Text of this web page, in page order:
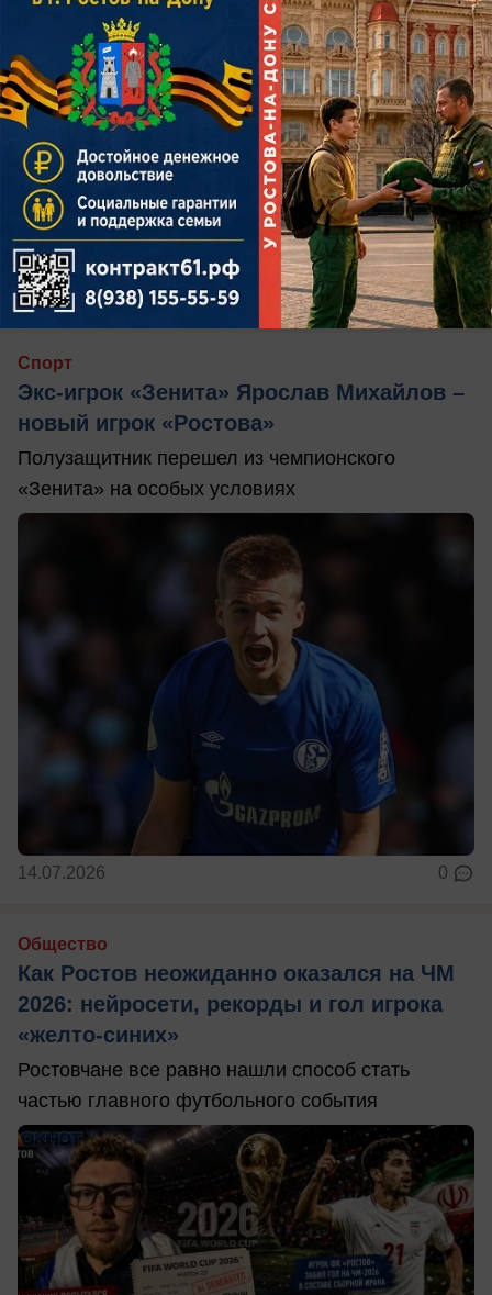
15.07.2026
Спорт
Экс-игрок «Зенита» Ярослав Михайлов –
новый игрок «Ростова»
Полузащитник перешел из чемпионского
«Зенита» на особых условиях
14.07.2026 0
Общество
Как Ростов неожиданно оказался на ЧМ
2026: нейросети, рекорды и гол игрока
«желто-синих»
Ростовчане все равно нашли способ стать
частью главного футбольного события